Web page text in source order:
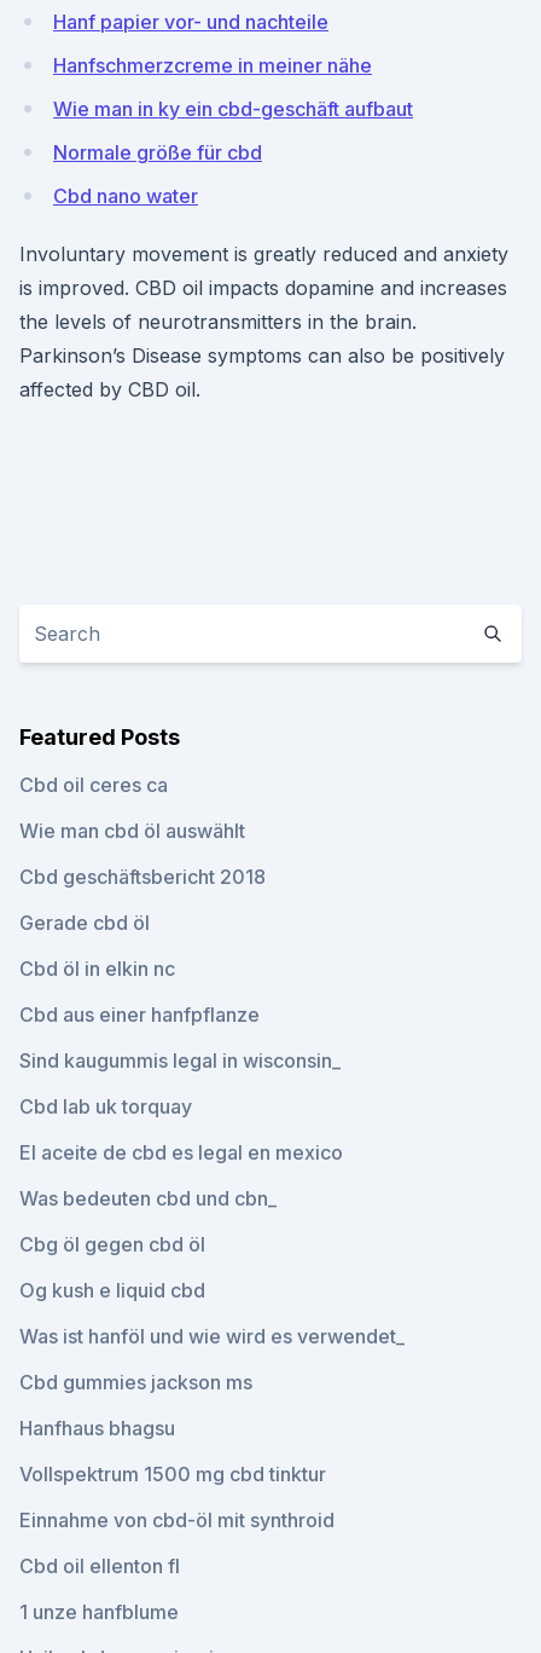
Hanf papier vor- und nachteile
Hanfschmerzcreme in meiner nähe
Wie man in ky ein cbd-geschäft aufbaut
Normale größe für cbd
Cbd nano water
Involuntary movement is greatly reduced and anxiety
is improved. CBD oil impacts dopamine and increases
the levels of neurotransmitters in the brain.
Parkinson’s Disease symptoms can also be positively
affected by CBD oil.
Featured Posts
Cbd oil ceres ca
Wie man cbd öl auswählt
Cbd geschäftsbericht 2018
Gerade cbd öl
Cbd öl in elkin nc
Cbd aus einer hanfpflanze
Sind kaugummis legal in wisconsin_
Cbd lab uk torquay
El aceite de cbd es legal en mexico
Was bedeuten cbd und cbn_
Cbg öl gegen cbd öl
Og kush e liquid cbd
Was ist hanföl und wie wird es verwendet_
Cbd gummies jackson ms
Hanfhaus bhagsu
Vollspektrum 1500 mg cbd tinktur
Einnahme von cbd-öl mit synthroid
Cbd oil ellenton fl
1 unze hanfblume